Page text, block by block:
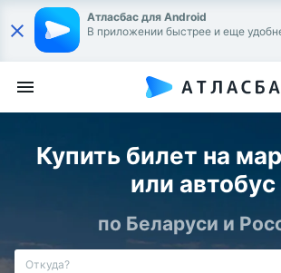
Атласбас для Android
В приложении быстрее и еще
Купить билет на
или автобус
по Беларуси и
Откуда?